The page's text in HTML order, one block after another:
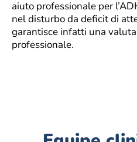
aiuto professionale per
nel disturbo da deficit di
garantisce infatti una
professionale.